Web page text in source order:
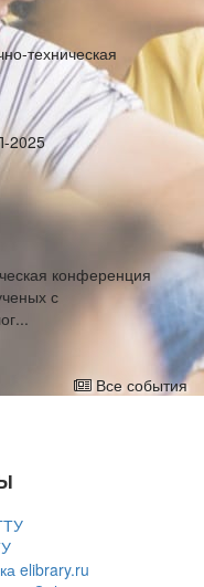
техническая
2025
конференция
с
Все события
elibrary.ru